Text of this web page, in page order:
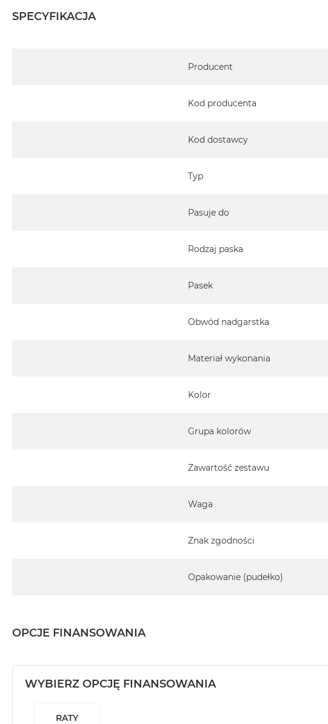
SPECYFIKACJA
Producent
Kod producenta
Kod dostawcy
Typ
Pasuje do
Rodzaj paska
Pasek
Obwód nadgarstka
Materiał wykonania
Kolor
Grupa kolorów
Zawartość zestawu
Waga
Znak zgodności
Opakowanie (pudełko)
OPCJE FINANSOWANIA
WYBIERZ OPCJĘ FINANSOWANIA
RATY